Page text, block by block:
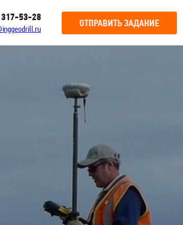
53-28 ОТПРАВИТЬ ЗАДАНИЕ